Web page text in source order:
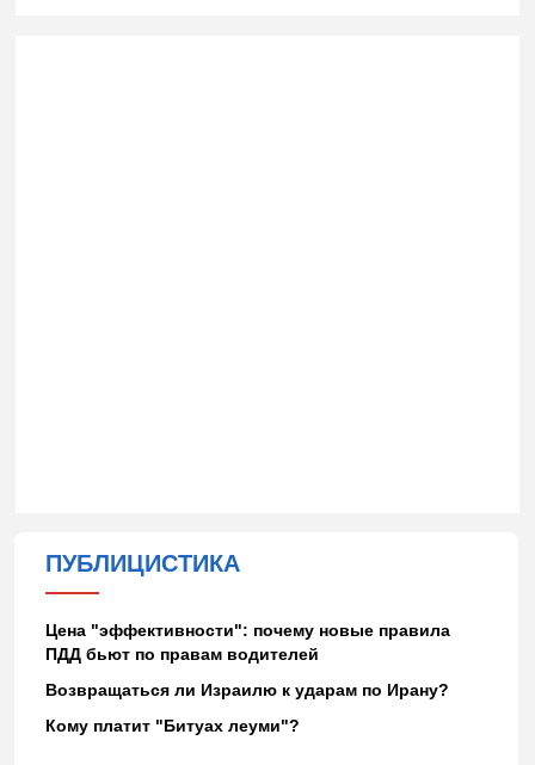
ПУБЛИЦИСТИКА
Цена "эффективности": почему новые правила
ПДД бьют по правам водителей
Возвращаться ли Израилю к ударам по Ирану?
Кому платит "Битуах леуми"?